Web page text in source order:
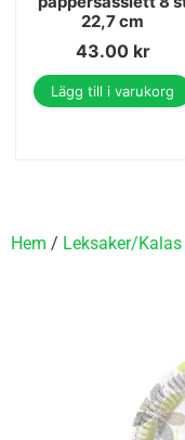
22,7 cm
43.00 kr
Lägg till i varukorg
Hem / Leksaker/Kalas